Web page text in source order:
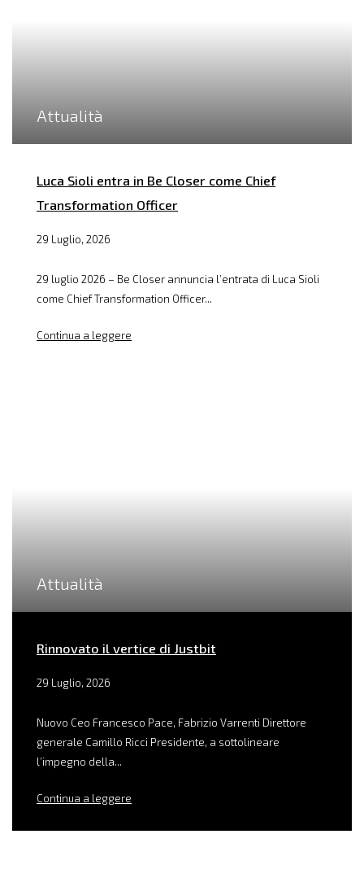
Attualità
Luca Sioli entra in Be Closer come Chief
Transformation Officer
29 Luglio, 2026
29 luglio 2026 – Be Closer annuncia l’entrata di Luca Sioli
come Chief Transformation Officer...
Continua a leggere
Attualità
Rinnovato il vertice di Justbit
29 Luglio, 2026
Nuovo Ceo Francesco Pace, Fabrizio Varrenti Direttore
generale Camillo Ricci Presidente, a sottolineare
l’impegno della...
Continua a leggere